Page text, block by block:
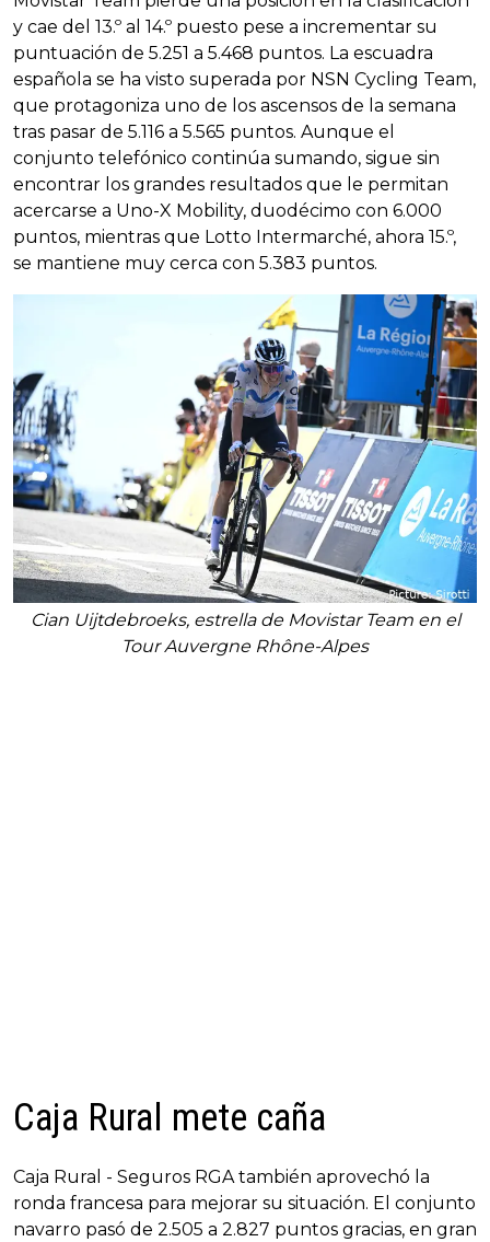
y cae del 13.º al 14.º puesto pese a incrementar su
puntuación de 5.251 a 5.468 puntos. La escuadra
española se ha visto superada por NSN Cycling Team,
que protagoniza uno de los ascensos de la semana
tras pasar de 5.116 a 5.565 puntos. Aunque el
conjunto telefónico continúa sumando, sigue sin
encontrar los grandes resultados que le permitan
acercarse a Uno-X Mobility, duodécimo con 6.000
puntos, mientras que Lotto Intermarché, ahora 15.º,
se mantiene muy cerca con 5.383 puntos.
Cian Uijtdebroeks, estrella de Movistar Team en el
Tour Auvergne Rhône-Alpes
Caja Rural mete caña
Caja Rural - Seguros RGA también aprovechó la
ronda francesa para mejorar su situación. El conjunto
navarro pasó de 2.505 a 2.827 puntos gracias, en gran